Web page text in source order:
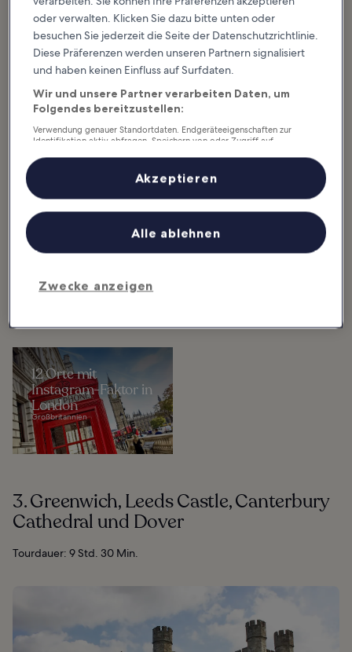
Toll für: Paare, Geschichte, Foto
Der idyllische Charme der englischen Landschaft entfaltet sich auf
einer Fahrt durch die malerischen Dörfer und die sanften Hügel
der Cotswolds in all seiner Pracht. In Städtchen wie Burford,
Bibury und Bourton-on-the-Water, deren Steinhäuser aus der Zeit
der Reformation stammen und die einer Märchenwelt gleichen,
könnt ihr einem Tag lang dem Trubel der Stadt entfliehen und die
Auch interessant
8 coole Aktivitäten
für den Sommer in
Großbritannien
10 einmalige
Shopping-
12 Orte mit
Instagram-Faktor in
London
Großbritannien
3. Greenwich, Leeds Castle, Canterbury
Cathedral und Dover
Tourdauer: 9 Std. 30 Min.
oder verwalten. Klicken Sie dazu bitte unten oder
besuchen Sie jederzeit die Seite der Datenschutzrichtlinie.
Diese Präferenzen werden unseren Partnern signalisiert
und haben keinen Einfluss auf Surfdaten.
Wir und unsere Partner verarbeiten Daten, um
Folgendes bereitzustellen:
Verwendung genauer Standortdaten. Endgeräteeigenschaften zur
Identifikation aktiv abfragen. Speichern von oder Zugriff auf
Inhalte, Messung von Werbeleistung und der Performance von Inhalten,
Zielgruppenforschung sowie Entwicklung und Verbesserung von
Liste der Partner (Lieferanten)
Zwecke anzeigen
Alle ablehnen
Akzeptieren